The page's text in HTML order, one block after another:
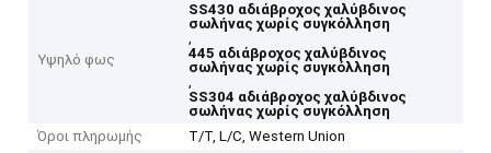
Υψηλό φως
SS430 αδιάβροχος χαλύβδινος
σωλήνας χωρίς συγκόλληση
,
445 αδιάβροχος χαλύβδινος
σωλήνας χωρίς συγκόλληση
,
SS304 αδιάβροχος χαλύβδινος
σωλήνας χωρίς συγκόλληση
Όροι πληρωμής
T/T, L/C, Western Union